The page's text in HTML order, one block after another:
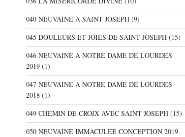
040 NEUVAINE A SAINT JOSEPH(9)
045 DOULEURS ET JOIES DE SAINT JOSEPH(15)
046 NEUVAINE A NOTRE DAME DE LOURDES
2019(1)
047 NEUVAINE A NOTRE DAME DE LOURDES
2018(1)
049 CHEMIN DE CROIX AVEC SAINT JOSEPH(15)
050 NEUVAINE IMMACULEE CONCEPTION 2019